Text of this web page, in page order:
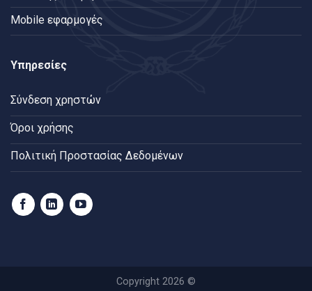
Mobile εφαρμογές
Υπηρεσίες
Σύνδεση χρηστών
Όροι χρήσης
Πολιτική Προστασίας Δεδομένων
Copyright 2026 ©